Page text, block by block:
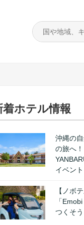
着ホテル情報
沖縄の
の旅へ
イベント
【ノボ
「
つくそう